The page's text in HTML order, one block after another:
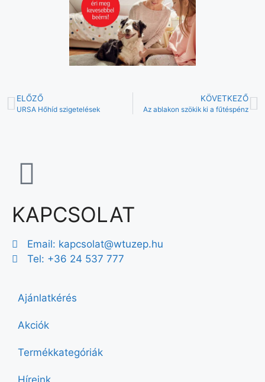
ELŐZŐ
URSA Hőhíd szigetelések
KÖVETKEZŐ
Az ablakon szökik ki a fűtéspénz
KAPCSOLAT
Email: kapcsolat@wtuzep.hu
Tel: +36 24 537 777
Ajánlatkérés
Akciók
Termékkategóriák